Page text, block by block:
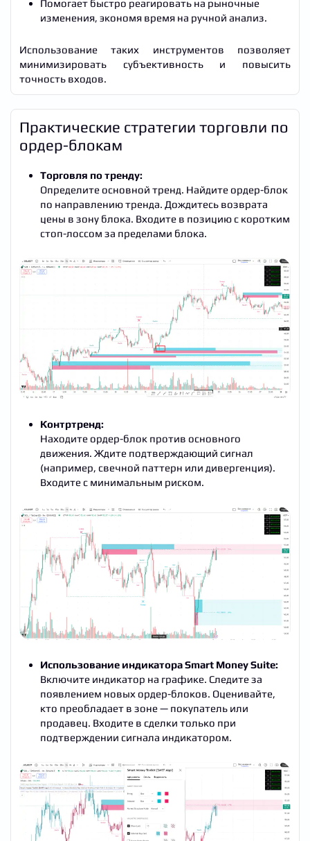
Помогает быстро реагировать на рыночные
изменения, экономя время на ручной анализ.
Использование таких инструментов позволяет
минимизировать субъективность и повысить
точность входов.
Практические стратегии торговли по
ордер-блокам
Торговля по тренду:
Определите основной тренд. Найдите ордер-блок
по направлению тренда. Дождитесь возврата
цены в зону блока. Входите в позицию с коротким
стоп-лоссом за пределами блока.
Контртренд:
Находите ордер-блок против основного
движения. Ждите подтверждающий сигнал
(например, свечной паттерн или дивергенция).
Входите с минимальным риском.
Использование индикатора Smart Money Suite:
Включите индикатор на графике. Следите за
появлением новых ордер-блоков. Оценивайте,
кто преобладает в зоне — покупатель или
продавец. Входите в сделки только при
подтверждении сигнала индикатором.